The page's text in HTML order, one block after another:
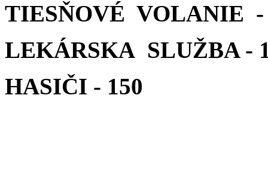
TIESŇOVÉ VOLANIE -
LEKÁRSKA SLUŽBA -
HASIČI - 150